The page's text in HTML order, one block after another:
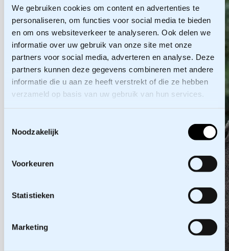
We gebruiken cookies om content en advertenties te
personaliseren, om functies voor social media te bieden
en om ons websiteverkeer te analyseren. Ook delen we
informatie over uw gebruik van onze site met onze
partners voor social media, adverteren en analyse. Deze
partners kunnen deze gegevens combineren met andere
informatie die u aan ze heeft verstrekt of die ze hebben
verzameld op basis van uw gebruik van hun services.
Noodzakelijk
Voorkeuren
Statistieken
Marketing